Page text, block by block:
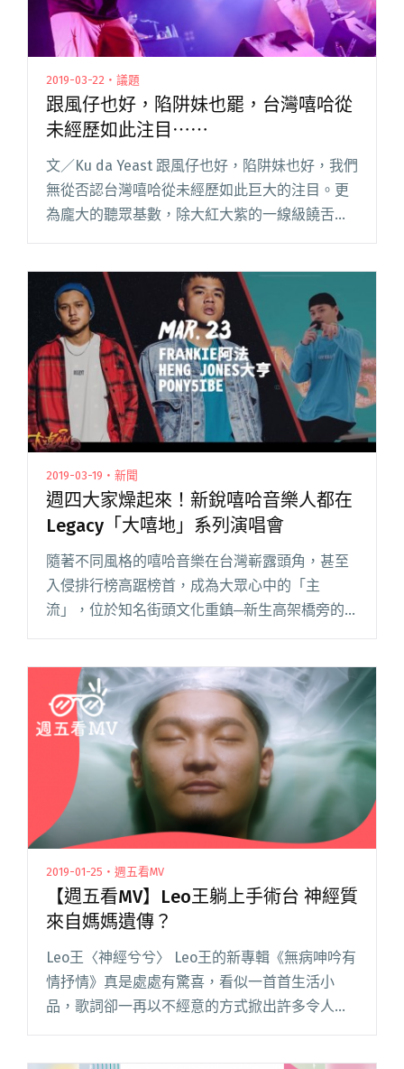
2019-03-22・議題
跟風仔也好，陷阱妹也罷，台灣嘻哈從
未經歷如此注目⋯⋯
文／Ku da Yeast 跟風仔也好，陷阱妹也好，我們
無從否認台灣嘻哈從未經歷如此巨大的注目。更
為龐大的聽眾基數，除大紅大紫的一線級饒舌歌
手之外，亦漸漸將目光轉向遊走於線上和地下
發展三十年餘。L閱讀全文 "跟風仔也好，陷阱妹
也罷，台灣嘻哈從未經歷如此注目⋯⋯"
2019-03-19・新聞
週四大家燥起來！新銳嘻哈音樂人都在
Legacy「大嘻地」系列演唱會
隨著不同風格的嘻哈音樂在台灣嶄露頭角，甚至
入侵排行榜高踞榜首，成為大眾心中的「主
流」，位於知名街頭文化重鎮─新生高架橋旁的
指標性演唱會場館 Legacy，繼與 StreetVoice 合
新企劃「大嘻閱讀全文 "週四大家燥起來！新銳
嘻哈音樂人都在Legacy「大嘻地」系列演唱會"
2019-01-25・週五看MV
【週五看MV】Leo王躺上手術台 神經質
來自媽媽遺傳？
Leo王〈神經兮兮〉 Leo王的新專輯《無病呻吟有
情抒情》真是處處有驚喜，看似一首首生活小
品，歌詞卻一再以不經意的方式掀出許多令人點